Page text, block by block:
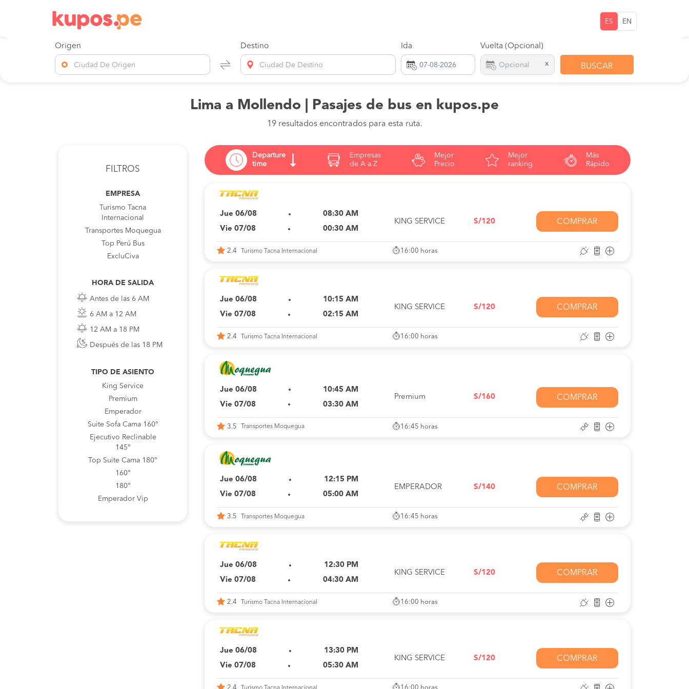
ES EN
Origen
Ciudad De Origen
Destino
Ciudad De Destino
Ida Vuelta (Opcional)
x BUSCAR
Lima a Mollendo | Pasajes de bus en kupos.pe
19 resultados encontrados para esta ruta.
FILTROS
EMPRESA
Turismo Tacna
Internacional
Transportes Moquegua
Top Perú Bus
ExcluCiva
HORA DE SALIDA
Antes de las 6 AM
6 AM a 12 AM
12 AM a 18 PM
Después de las 18 PM
TIPO DE ASIENTO
King Service
Premium
Emperador
Suite Sofa Cama 160°
Ejecutivo Reclinable
145°
Top Suite Cama 180°
160°
180°
Emperador Vip
Departure
time
Empresas
de A a Z
Mejor
Precio
Mejor
ranking
Más
Rápido
Jue 06/08
08:30 AM
Vie 07/08
00:30 AM
KING SERVICE S/120 COMPRAR
2.4 Turismo Tacna Internacional 16:00 horas
Jue 06/08
10:15 AM
Vie 07/08
02:15 AM
KING SERVICE S/120 COMPRAR
2.4 Turismo Tacna Internacional 16:00 horas
Jue 06/08
10:45 AM
Vie 07/08
03:30 AM
Premium S/160 COMPRAR
3.5 Transportes Moquegua 16:45 horas
Jue 06/08
12:15 PM
Vie 07/08
05:00 AM
EMPERADOR S/140 COMPRAR
3.5 Transportes Moquegua 16:45 horas
Jue 06/08
12:30 PM
Vie 07/08
04:30 AM
KING SERVICE S/120 COMPRAR
2.4 Turismo Tacna Internacional 16:00 horas
Jue 06/08
13:30 PM
Vie 07/08
05:30 AM
KING SERVICE S/120 COMPRAR